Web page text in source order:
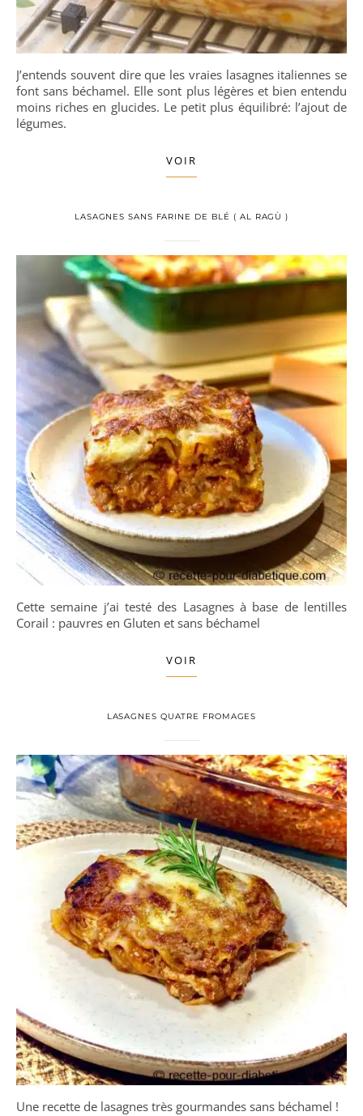
J’entends souvent dire que les vraies lasagnes italiennes se
font sans béchamel. Elle sont plus légères et bien entendu
moins riches en glucides. Le petit plus équilibré: l’ajout de
légumes.
VOIR
LASAGNES SANS FARINE DE BLÉ ( AL RAGÙ )
Cette semaine j’ai testé des Lasagnes à base de lentilles
Corail : pauvres en Gluten et sans béchamel
VOIR
LASAGNES QUATRE FROMAGES
Une recette de lasagnes très gourmandes sans béchamel !